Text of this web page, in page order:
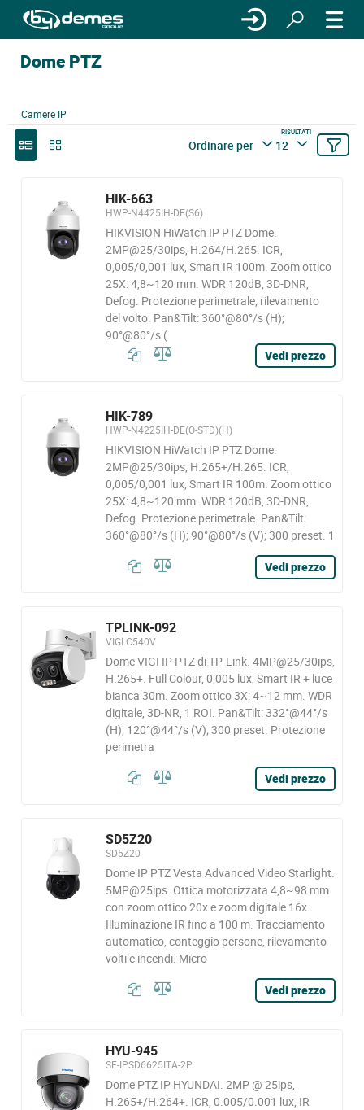
Dome PTZ
Camere IP
Ordinare per
RISULTATI
12
HIK-663
HWP-N4425IH-DE(S6)
HIKVISION HiWatch IP PTZ Dome.
2MP@25/30ips, H.264/H.265. ICR,
0,005/0,001 lux, Smart IR 100m. Zoom ottico
25X: 4,8~120 mm. WDR 120dB, 3D-DNR,
Defog. Protezione perimetrale, rilevamento
del volto. Pan&Tilt: 360°@80°/s (H);
90°@80°/s (
Vedi prezzo
HIK-789
HWP-N4225IH-DE(O-STD)(H)
HIKVISION HiWatch IP PTZ Dome.
2MP@25/30ips, H.265+/H.265. ICR,
0,005/0,001 lux, Smart IR 100m. Zoom ottico
25X: 4,8~120 mm. WDR 120dB, 3D-DNR,
Defog. Protezione perimetrale. Pan&Tilt:
360°@80°/s (H); 90°@80°/s (V); 300 preset. 1
Vedi prezzo
TPLINK-092
VIGI C540V
Dome VIGI IP PTZ di TP-Link. 4MP@25/30ips,
H.265+. Full Colour, 0,005 lux, Smart IR + luce
bianca 30m. Zoom ottico 3X: 4~12 mm. WDR
digitale, 3D-NR, 1 ROI. Pan&Tilt: 332°@44°/s
(H); 120°@44°/s (V); 300 preset. Protezione
perimetra
Vedi prezzo
SD5Z20
SD5Z20
Dome IP PTZ Vesta Advanced Video Starlight.
5MP@25ips. Ottica motorizzata 4,8~98 mm
con zoom ottico 20x e zoom digitale 16x.
Illuminazione IR fino a 100 m. Tracciamento
automatico, conteggio persone, rilevamento
volti e incendi. Micro
Vedi prezzo
HYU-945
SF-IPSD6625ITA-2P
Dome PTZ IP HYUNDAI. 2MP @ 25ips,
H.265+/H.264+. ICR, 0.005/0.001 lux, IR